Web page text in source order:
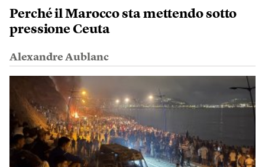
Perché il Marocco sta mettendo sotto
pressione Ceuta
Alexandre Aublanc